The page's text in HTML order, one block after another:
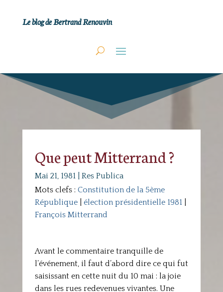
Le blog de Bertrand Renouvin
Que peut Mitterrand ?
Mai 21, 1981| Res Publica
Mots clefs : Constitution de la 5ème
République| élection présidentielle 1981|
François Mitterrand
Avant le commentaire tranquille de
l’événement, il faut d’abord dire ce qui fut
saisissant en cette nuit du 10 mai : la joie
dans les rues redevenues vivantes. Une